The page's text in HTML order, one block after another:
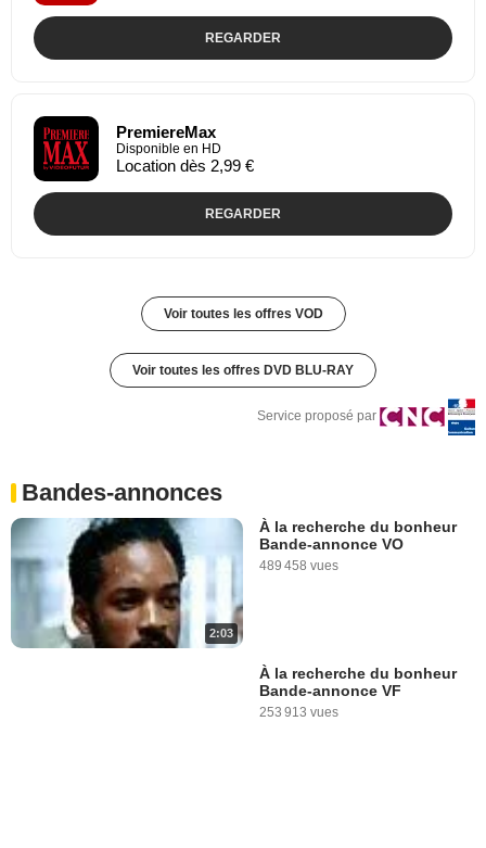
REGARDER
PremiereMax
Disponible en HD
Location dès 2,99 €
REGARDER
Voir toutes les offres VOD
Voir toutes les offres DVD BLU-RAY
Service proposé par
Bandes-annonces
2:03
À la recherche du bonheur
Bande-annonce VO
489 458 vues
À la recherche du bonheur
Bande-annonce VF
253 913 vues